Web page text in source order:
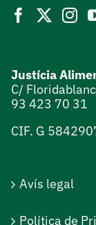
Justícia
C/
93 423 70 31
CIF. G
Avís legal
Política de